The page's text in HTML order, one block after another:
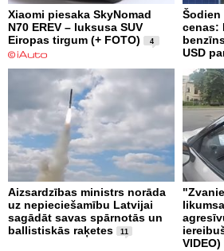
Xiaomi piesaka SkyNomad
N70 EREV – luksusa SUV
Eiropas tirgum (+ FOTO)
4
Šodien
cenas:
USD
Aizsardzības ministrs norāda
uz nepieciešamību Latvijai
sagādāt savas spārnotās un
ballistiskās raķetes
11
VIDEO)